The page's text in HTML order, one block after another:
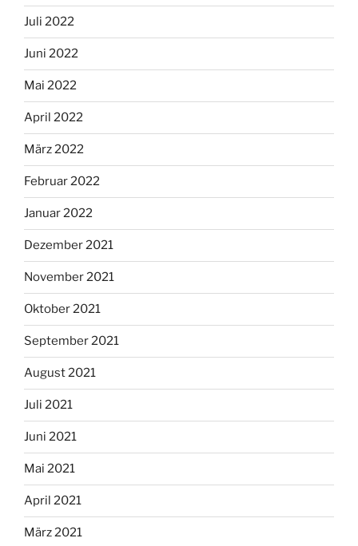
Juli 2022
Juni 2022
Mai 2022
April 2022
März 2022
Februar 2022
Januar 2022
Dezember 2021
November 2021
Oktober 2021
September 2021
August 2021
Juli 2021
Juni 2021
Mai 2021
April 2021
März 2021